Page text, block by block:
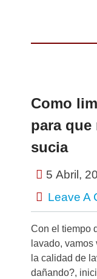
Como
para
sucia
5 Abril,
Leave A
Con el tiempo
lavado,
la calidad de
dañando?,